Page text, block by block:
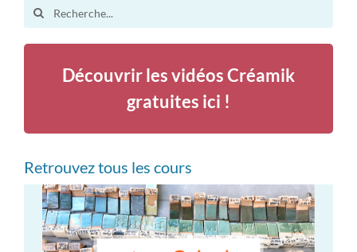
Search
for:
Découvrir les vidéos Créamik
gratuites ici !
Retrouvez tous les cours